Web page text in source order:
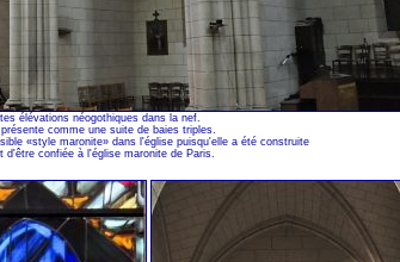
élévations néogothiques dans la nef.
comme une suite de baies triples.
«style maronite» dans l'église puisqu'elle a été construite
d'être confiée à l'église maronite de Paris.